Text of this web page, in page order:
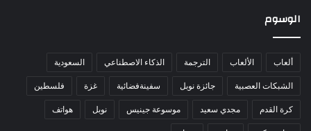
الوسوم
ألعاب الألعاب الترجمة الذكاء الاصطناعي السعودية
الشبكات العصبية جائزة نوبل سفينةفضائية غزة فلسطين
كرة القدم مجدي سعيد موسوعة جينيس نوبل هواتف